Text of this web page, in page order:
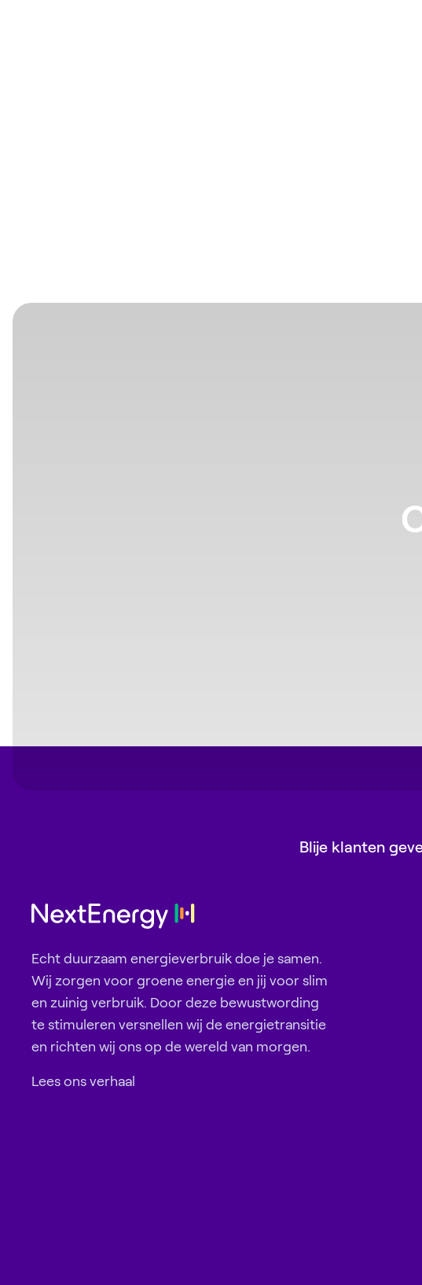
Blije klanten
Echt duurzaam energieverbruik doe je samen.
Wij zorgen voor groene energie en jij voor slim
en zuinig verbruik. Door deze bewustwording
te stimuleren versnellen wij de energietransitie
en richten wij ons op de wereld van morgen.
Lees ons verhaal